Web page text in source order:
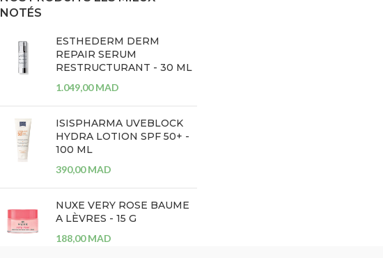
NOTÉS
ESTHEDERM DERM
REPAIR SERUM
RESTRUCTURANT - 30 ML
1.049,00MAD
ISISPHARMA UVEBLOCK
HYDRA LOTION SPF 50+ -
100 ML
390,00MAD
NUXE VERY ROSE BAUME
A LÈVRES - 15 G
188,00MAD